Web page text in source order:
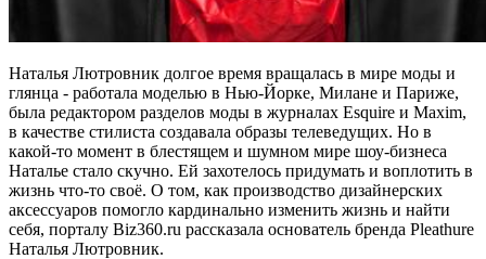
Наталья Лютровник долгое время вращалась в мире моды и
глянца - работала моделью в Нью-Йорке, Милане и Париже,
была редактором разделов моды в журналах Esquire и Maxim,
в качестве стилиста создавала образы телеведущих. Но в
какой-то момент в блестящем и шумном мире шоу-бизнеса
Наталье стало скучно. Ей захотелось придумать и воплотить в
жизнь что-то своё. О том, как производство дизайнерских
аксессуаров помогло кардинально изменить жизнь и найти
себя, порталу Biz360.ru рассказала основатель бренда Pleathure
Наталья Лютровник.